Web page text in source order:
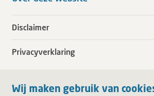
Wij maken gebruik van
Disclaimer
Privacyverklaring